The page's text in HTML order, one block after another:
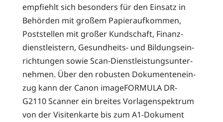
emp­fiehlt sich beson­ders für den Ein­satz in
Behör­den mit gro­ßem Papier­auf­kom­men,
Post­stel­len mit gro­ßer Kund­schaft, Finanz­
dienst­leis­tern, Gesund­heits- und Bil­dungs­ein­
rich­tun­gen sowie Scan-Dienst­leis­tungs­un­ter­
neh­men. Über den robus­ten Doku­men­ten­ein­
zug kann der Canon image­FOR­MU­LA DR-
G2110 Scan­ner ein brei­tes Vor­la­gen­spek­trum
von der Visi­ten­kar­te bis zum A1-Doku­ment